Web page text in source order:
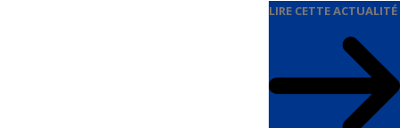
LIRE CETTE ACTUALITÉ